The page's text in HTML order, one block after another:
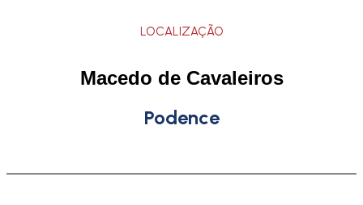
LOCALIZAÇÃO
Macedo de Cavaleiros
Podence